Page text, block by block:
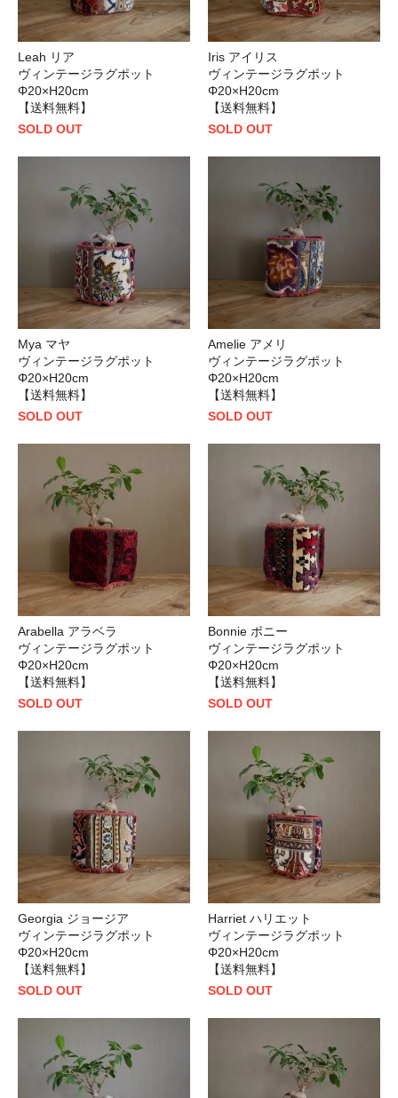
Leah リア
ヴィンテージラグポット
Φ20×H20cm
【送料無料】
SOLD OUT
Iris アイリス
ヴィンテージラグポット
Φ20×H20cm
【送料無料】
SOLD OUT
Mya マヤ
ヴィンテージラグポット
Φ20×H20cm
【送料無料】
SOLD OUT
Amelie アメリ
ヴィンテージラグポット
Φ20×H20cm
【送料無料】
SOLD OUT
Arabella アラベラ
ヴィンテージラグポット
Φ20×H20cm
【送料無料】
SOLD OUT
Bonnie ボニー
ヴィンテージラグポット
Φ20×H20cm
【送料無料】
SOLD OUT
Georgia ジョージア
ヴィンテージラグポット
Φ20×H20cm
【送料無料】
SOLD OUT
Harriet ハリエット
ヴィンテージラグポット
Φ20×H20cm
【送料無料】
SOLD OUT